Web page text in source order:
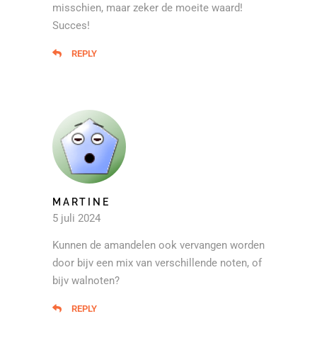
misschien, maar zeker de moeite waard!
Succes!
REPLY
MARTINE
5 juli 2024
Kunnen de amandelen ook vervangen worden
door bijv een mix van verschillende noten, of
bijv walnoten?
REPLY